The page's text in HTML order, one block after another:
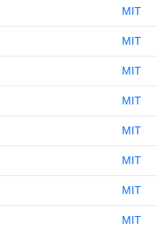
MIT
MIT
MIT
MIT
MIT
MIT
MIT
MIT